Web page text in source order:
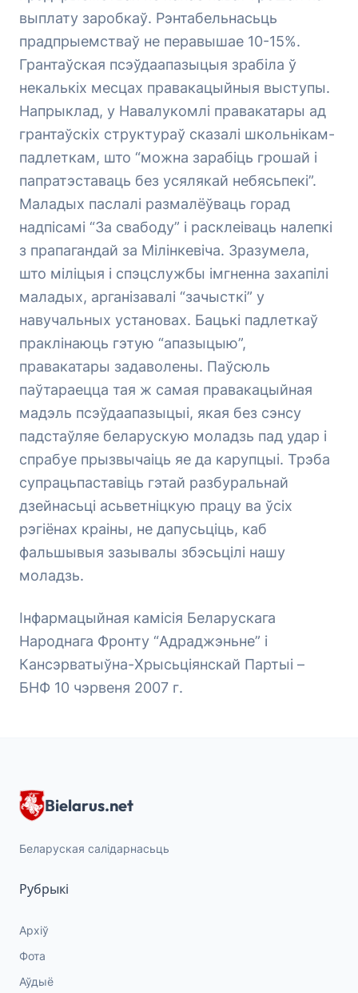
выплату заробкаў. Рэнтабельнасьць
прадпрыемстваў не перавышае 10-15%.
Грантаўская псэўдаапазыцыя зрабіла ў
некалькіх месцах правакацыйныя выступы.
Напрыклад, у Навалукомлі правакатары ад
грантаўскіх структураў сказалі школьнікам-
падлеткам, што “можна зарабіць грошай і
папратэставаць без усялякай небясьпекі”.
Маладых паслалі размалёўваць горад
надпісамі “За свабоду” і расклеіваць налепкі
з прапагандай за Мілінкевіча. Зразумела,
што міліцыя і спэцслужбы імгненна захапілі
маладых, арганізавалі “зачысткі” у
навучальных установах. Бацькі падлеткаў
праклінаюць гэтую “апазыцыю”,
правакатары задаволены. Паўсюль
паўтараецца тая ж самая правакацыйная
мадэль псэўдаапазыцыі, якая без сэнсу
падстаўляе беларускую моладзь пад удар і
спрабуе прызвычаіць яе да карупцыі. Трэба
супрацьпаставіць гэтай разбуральнай
дзейнасьці асьветніцкую працу ва ўсіх
рэгіёнах краіны, не дапусьціць, каб
фальшывыя зазывалы збэсьцілі нашу
моладзь.
Інфармацыйная камісія Беларускага
Народнага Фронту “Адраджэньне” і
Кансэрватыўна-Хрысьціянскай Партыі –
БНФ 10 чэрвеня 2007 г.
Bielarus.net
Беларуская салідарнасьць
Рубрыкі
Архіў
Фота
Аўдыё